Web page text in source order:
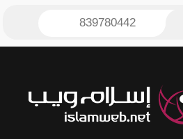
839780442